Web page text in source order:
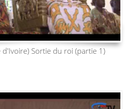
d'Ivoire) Sortie du roi (partie 1)